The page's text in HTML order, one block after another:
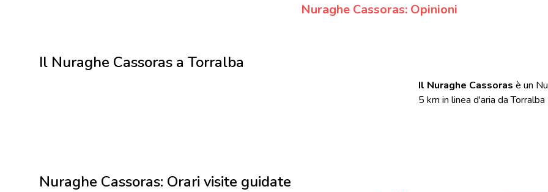
Nuraghe Cassoras: Opinioni
Il Nuraghe Cassoras a Torralba
Il Nuraghe Cassoras è un
5 km in linea d'aria da Torralba
Nuraghe Cassoras: Orari visite guidate